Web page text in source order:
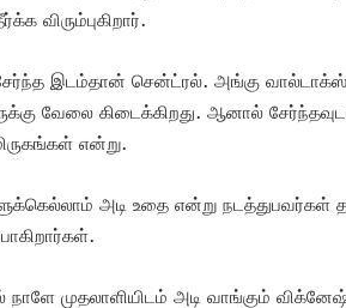
விரும்புகிறார்.
இடம்தான் சென்ட்ரல். அங்கு வால்டாக்ஸ்
வேலை கிடைக்கிறது. ஆனால்
என்று.
அடி உதை என்று நடத்துபவர்கள்
நாளே முதலாளியிடம் அடி வாங்கும்